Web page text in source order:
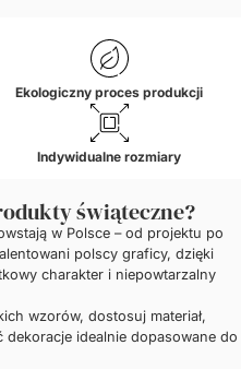
Ekologiczny proces produkcji
Indywidualne rozmiary
świąteczne?
w Polsce – od projektu po
polscy graficy, dzięki
charakter i niepowtarzalny
wzorów, dostosuj materiał,
idealnie dopasowane do